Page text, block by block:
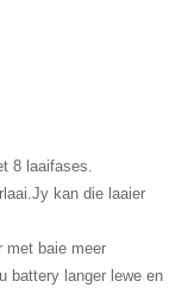
8 laaifases.
kan die laaier
met baie meer
battery langer lewe en